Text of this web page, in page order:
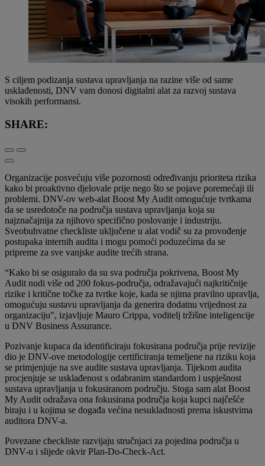
S ciljem podizanja sustava upravljanja na razine više od same
usklađenosti, DNV vam donosi digitalni alat za razvoj sustava
visokih performansi.
SHARE:
Organizacije posvećuju više pozornosti određivanju prioriteta rizika
kako bi proaktivno djelovale prije nego što se pojave poremećaji ili
problemi. DNV-ov web-alat Boost My Audit omogućuje tvrtkama
da se usredotoče na područja sustava upravljanja koja su
najznačajnija za njihovo specifično poslovanje i industriju.
Sveobuhvatne checkliste uključene u alat vodič su za provođenje
postupaka internih audita i mogu pomoći poduzećima da se
pripreme za sve vanjske audite trećih strana.
“Kako bi se osiguralo da su sva područja pokrivena, Boost My
Audit nudi više od 200 fokus-područja, odražavajući najkritičnije
rizike i kritične točke za tvrtke koje, kada se njima pravilno upravlja,
omogućuju sustavu upravljanja da generira dodatnu vrijednost za
organizaciju", izjavljuje Mauro Crippa, voditelj tržišne inteligencije
u DNV Business Assurance.
Pozivanje kupaca da identificiraju fokusirana područja prije revizije
dio je DNV-ove metodologije certificiranja temeljene na riziku koja
se primjenjuje na sve audite sustava upravljanja. Tijekom audita
procjenjuje se usklađenost s odabranim standardom i uspješnost
sustava upravljanja u fokusiranom području. Stoga sam alat Boost
My Audit odražava ona fokusirana područja koja kupci najčešće
biraju i u kojima se događa većina nesukladnosti prema iskustvima
auditora DNV-a.
Povezane checkliste razvijaju stručnjaci za pojedina područja u
DNV-u i slijede okvir Plan-Do-Check-Act.